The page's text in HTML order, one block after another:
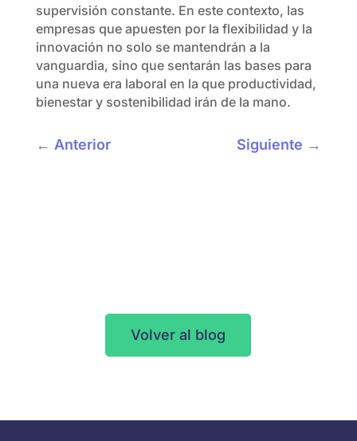
supervisión constante. En este contexto, las
empresas que apuesten por la flexibilidad y la
innovación no solo se mantendrán a la
vanguardia, sino que sentarán las bases para
una nueva era laboral en la que productividad,
bienestar y sostenibilidad irán de la mano.
← Anterior Siguiente →
Volver al blog